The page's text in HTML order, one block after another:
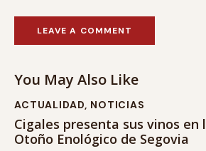
You May Also Like
ACTUALIDAD, NOTICIAS
Cigales presenta sus vinos en
Otoño Enológico de Segovia